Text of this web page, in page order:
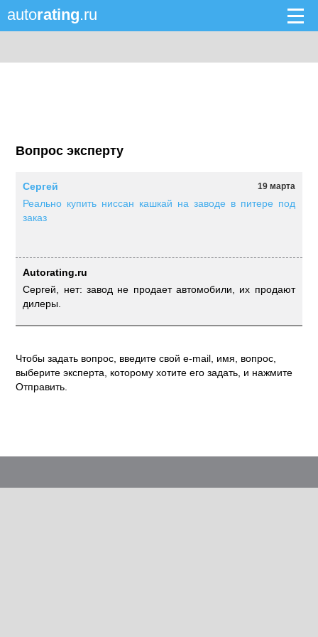
autorating.ru
Вопрос эксперту
19 марта
Сергей
Реально купить ниссан кашкай на заводе в питере под
заказ
Autorating.ru
Сергей, нет: завод не продает автомобили, их продают
дилеры.
Чтобы задать вопрос, введите свой e-mail, имя, вопрос,
выберите эксперта, которому хотите его задать, и нажмите
Отправить.